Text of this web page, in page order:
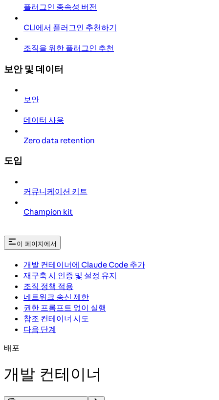
플러그인 종속성 버전
CLI에서 플러그인 추천하기
조직을 위한 플러그인 추천
보안 및 데이터
보안
데이터 사용
Zero data retention
도입
커뮤니케이션 키트
Champion kit
이 페이지에서
개발 컨테이너에 Claude Code 추가
재구축 시 인증 및 설정 유지
조직 정책 적용
네트워크 송신 제한
권한 프롬프트 없이 실행
참조 컨테이너 시도
다음 단계
배포
개발 컨테이너